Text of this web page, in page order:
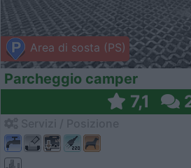
Area di sosta (PS)
Parcheggio camper
7,1